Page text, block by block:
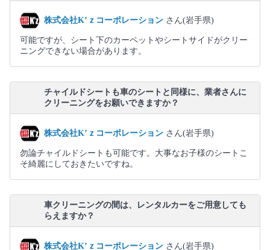
株式会社K’ｚコーポレーション さん(岩手県)
可能ですが、シート下のカーペットやシートサイドがクリー
ニングできない場合があります。
チャイルドシートも車のシートと同様に、業者さんに
クリーニングをお願いできますか？
株式会社K’ｚコーポレーション さん(岩手県)
勿論チャイルドシートも可能です。大事なお子様のシートこ
そ綺麗にしておきたいですね。
車クリーニングの間は、レンタルカーをご用意しても
らえますか？
株式会社K’ｚコーポレーション さん(岩手県)